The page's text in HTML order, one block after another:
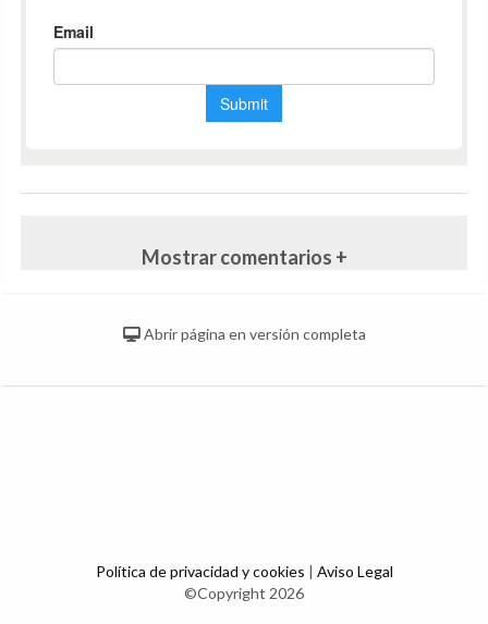
Mostrar comentarios +
Abrir página en versión completa
Política de privacidad y cookies | Aviso Legal
©Copyright 2026